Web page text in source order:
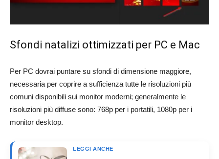
Sfondi natalizi ottimizzati per PC e Mac
Per PC dovrai puntare su sfondi di dimensione maggiore,
necessaria per coprire a sufficienza tutte le risoluzioni più
comuni disponibili sui monitor moderni; generalmente le
risoluzioni più diffuse sono: 768p per i portatili, 1080p per i
monitor desktop.
LEGGI ANCHE